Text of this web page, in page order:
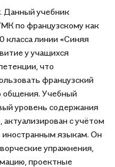
Данный учебник
по французскому как
класса линии «Синяя
у учащихся
что
французский
общения. Учебный
уровень содержания
с учётом
языкам. Он
упражнения,
проектные